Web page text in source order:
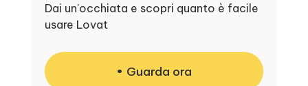
Dai un'occhiata e scopri quanto è facile
usare Lovat
Guarda ora